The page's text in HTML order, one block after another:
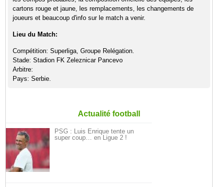
cartons rouge et jaune, les remplacements, les changements de
joueurs et beaucoup d'info sur le match a venir.
Lieu du Match:
Compétition: Superliga, Groupe Relégation.
Stade: Stadion FK Zeleznicar Pancevo
Arbitre:
Pays: Serbie.
Actualité football
PSG : Luis Enrique tente un
super coup… en Ligue 2 !